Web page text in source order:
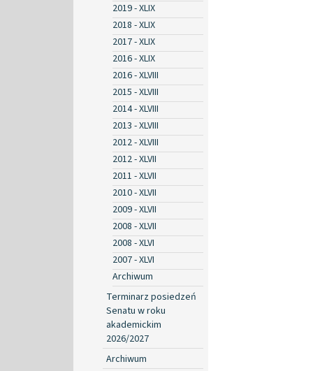
2019 - XLIX
2018 - XLIX
2017 - XLIX
2016 - XLIX
2016 - XLVIII
2015 - XLVIII
2014 - XLVIII
2013 - XLVIII
2012 - XLVIII
2012 - XLVII
2011 - XLVII
2010 - XLVII
2009 - XLVII
2008 - XLVII
2008 - XLVI
2007 - XLVI
Archiwum
Terminarz posiedzeń
Senatu w roku
akademickim
2026/2027
Archiwum